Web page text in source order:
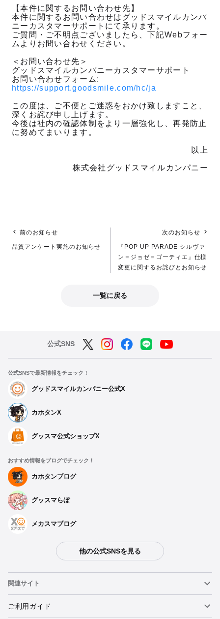
【本件に関するお問い合わせ先】
本件に関するお問い合わせはグッドスマイルカンパ
ニーカスタマーサポートにて承ります。
ご質問・ご不明点ございましたら、下記Webフォー
ムよりお問い合わせください。
＜お問い合わせ先＞
グッドスマイルカンパニーカスタマーサポート
お問い合わせフォーム:
https://support.goodsmile.com/hc/ja
この度は、ご不便とご迷惑をおかけ致しますこと、
深くお詫び申し上げます。
今後は社内の確認体制をより一層強化し、再発防止
に努めてまいります。
以上
株式会社グッドスマイルカンパニー
前のお知らせ
品質アンケート実施のお知らせ
次のお知らせ
『POP UP PARADE シルヴァ
ン＝ジョゼ＝ゴーティエ』仕様
変更に関するお詫びとお知らせ
一覧に戻る
公式SNS
公式SNSで最新情報をチェック！
グッドスマイルカンパニー公式X
カホタンX
グッスマ公式ショップX
おすすめ情報をブログでチェック！
カホタンブログ
グッスマらぼ
メカスマブログ
他の公式SNSを見る
関連サイト
ねんどろいど
ご利用ガイド